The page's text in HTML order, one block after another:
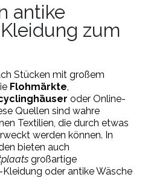
antike
zum
Stücken mit großem
Flohmärkte,
oder Online-
Quellen sind wahre
Textilien, die durch etwas
werden können. In
bieten auch
großartige
oder antike Wäsche